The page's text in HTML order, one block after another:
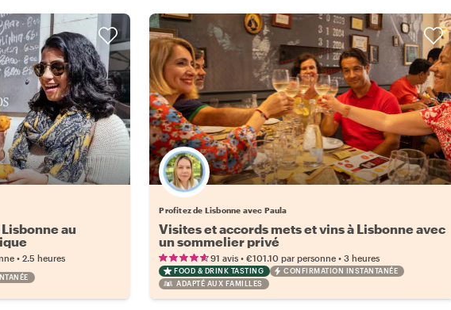
au
• 2.5 heures
Profitez de Lisbonne avec Paula
Visites et accords mets et vins à Lisbonne avec
un sommelier privé
91 avis •€101.10 par personne •3 heures
FOOD & DRINK TASTING
CONFIRMATION INSTANTANÉE
ADAPTÉ AUX FAMILLES